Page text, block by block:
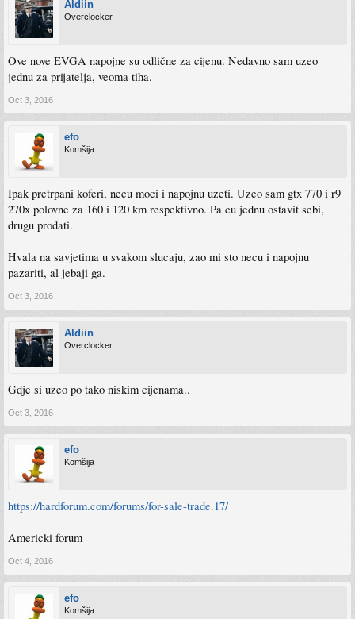
Aldiin
Overclocker
Ove nove EVGA napojne su odlične za cijenu. Nedavno sam uzeo
jednu za prijatelja, veoma tiha.
Oct 3, 2016
efo
Komšija
Ipak pretrpani koferi, necu moci i napojnu uzeti. Uzeo sam gtx 770 i r9
270x polovne za 160 i 120 km respektivno. Pa cu jednu ostavit sebi,
drugu prodati.
Hvala na savjetima u svakom slucaju, zao mi sto necu i napojnu
pazariti, al jebaji ga.
Oct 3, 2016
Aldiin
Overclocker
Gdje si uzeo po tako niskim cijenama..
Oct 3, 2016
efo
Komšija
https://hardforum.com/forums/for-sale-trade.17/
Americki forum
Oct 4, 2016
efo
Komšija